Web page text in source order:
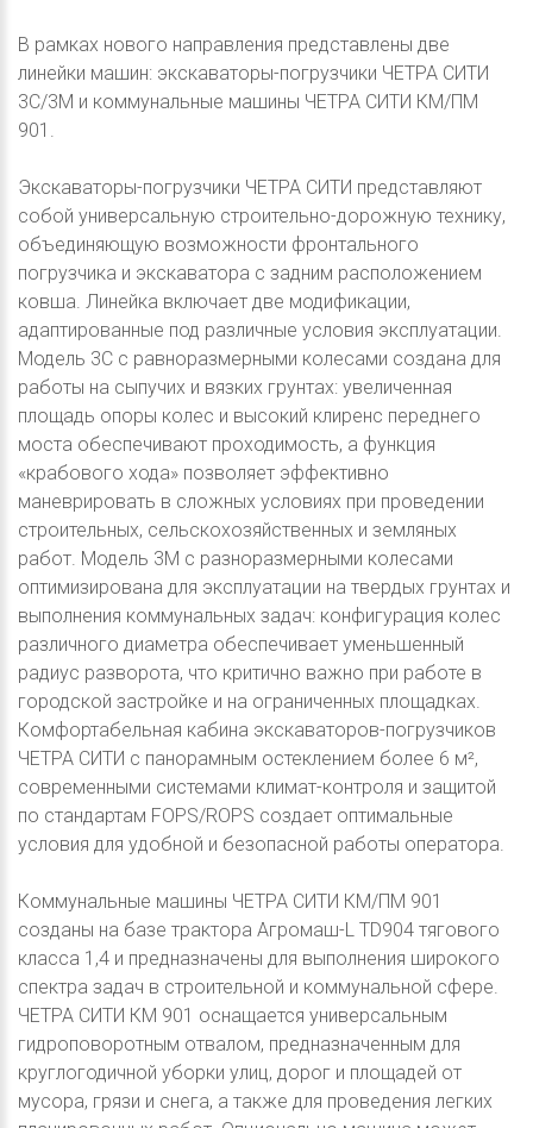
В рамках нового направления представлены две
линейки машин: экскаваторы-погрузчики ЧЕТРА СИТИ
3С/3М и коммунальные машины ЧЕТРА СИТИ КМ/ПМ
901.
Экскаваторы-погрузчики ЧЕТРА СИТИ представляют
собой универсальную строительно-дорожную технику,
объединяющую возможности фронтального
погрузчика и экскаватора с задним расположением
ковша. Линейка включает две модификации,
адаптированные под различные условия эксплуатации.
Модель 3С с равноразмерными колесами создана для
работы на сыпучих и вязких грунтах: увеличенная
площадь опоры колес и высокий клиренс переднего
моста обеспечивают проходимость, а функция
«крабового хода» позволяет эффективно
маневрировать в сложных условиях при проведении
строительных, сельскохозяйственных и земляных
работ. Модель 3М с разноразмерными колесами
оптимизирована для эксплуатации на твердых грунтах и
выполнения коммунальных задач: конфигурация колес
различного диаметра обеспечивает уменьшенный
радиус разворота, что критично важно при работе в
городской застройке и на ограниченных площадках.
Комфортабельная кабина экскаваторов-погрузчиков
ЧЕТРА СИТИ с панорамным остеклением более 6 м²,
современными системами климат-контроля и защитой
по стандартам FOPS/ROPS создает оптимальные
условия для удобной и безопасной работы оператора.
Коммунальные машины ЧЕТРА СИТИ КМ/ПМ 901
созданы на базе трактора Агромаш-L TD904 тягового
класса 1,4 и предназначены для выполнения широкого
спектра задач в строительной и коммунальной сфере.
ЧЕТРА СИТИ КМ 901 оснащается универсальным
гидроповоротным отвалом, предназначенным для
круглогодичной уборки улиц, дорог и площадей от
мусора, грязи и снега, а также для проведения легких